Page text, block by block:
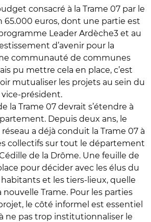
consacré à la Trame 07 par le
65.000 euros, dont une partie est
Leader Ardèche3 et au
d’avenir pour la
communauté de communes
pu mettre cela en place, c’est
mutualiser les projets au sein du
vice-président.
la Trame 07 devrait s’étendre à
Depuis deux ans, le
a déjà conduit la Trame 07 à
collectifs sur tout le département
de la Drôme. Une feuille de
pour décider avec les élus du
et les tiers-lieux, quelle
Trame. Pour les parties
le côté informel est essentiel
ne pas trop institutionnaliser le